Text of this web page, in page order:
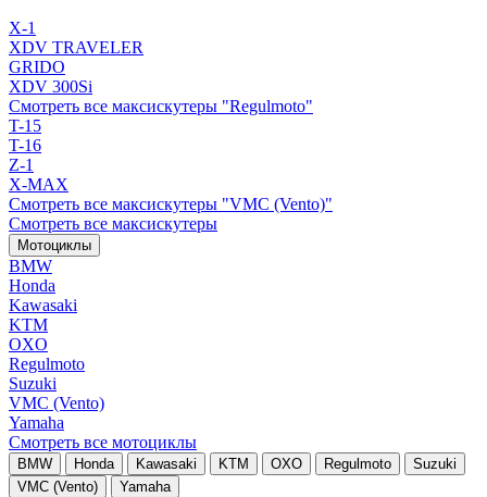
X-1
XDV TRAVELER
GRIDO
XDV 300Si
Смотреть все максискутеры "Regulmoto"
T-15
T-16
Z-1
X-MAX
Смотреть все максискутеры "VMC (Vento)"
Смотреть все максискутеры
Мотоциклы
BMW
Honda
Kawasaki
KTM
OXO
Regulmoto
Suzuki
VMC (Vento)
Yamaha
Смотреть все мотоциклы
BMW Honda Kawasaki KTM OXO Regulmoto
Suzuki
VMC (Vento)
Yamaha